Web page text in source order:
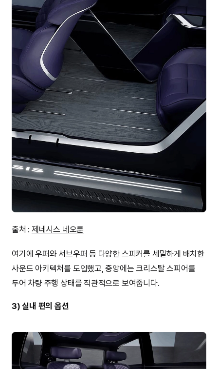
출처 : 제네시스 네오룬
여기에 우퍼와 서브우퍼 등 다양한 스피커를 세밀하게 배치한
사운드 아키텍처를 도입했고, 중앙에는 크리스탈 스피어를
두어 차량 주행 상태를 직관적으로 보여줍니다.
3) 실내 편의 옵션